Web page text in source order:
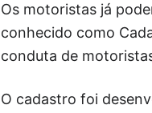
Os motoristas já
conhecido como
conduta de
O cadastro foi